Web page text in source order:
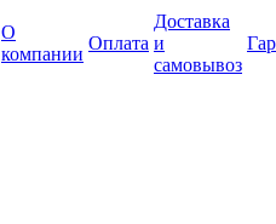
О
компании
Оплата
Доставка
и
самовывоз